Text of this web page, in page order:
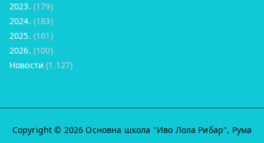
2023. (179)
2024. (183)
2025. (161)
2026. (100)
Новости (1.127)
Copyright © 2026 Основна школа "Иво Лола Рибар", Рума